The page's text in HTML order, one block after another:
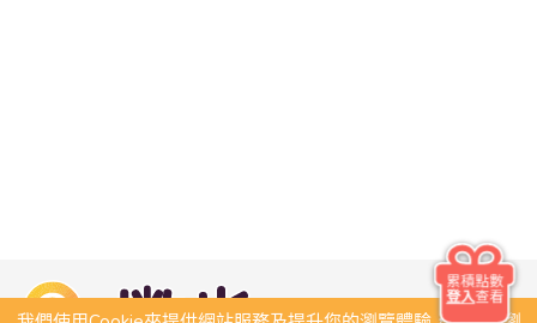
累積點數
登入查看